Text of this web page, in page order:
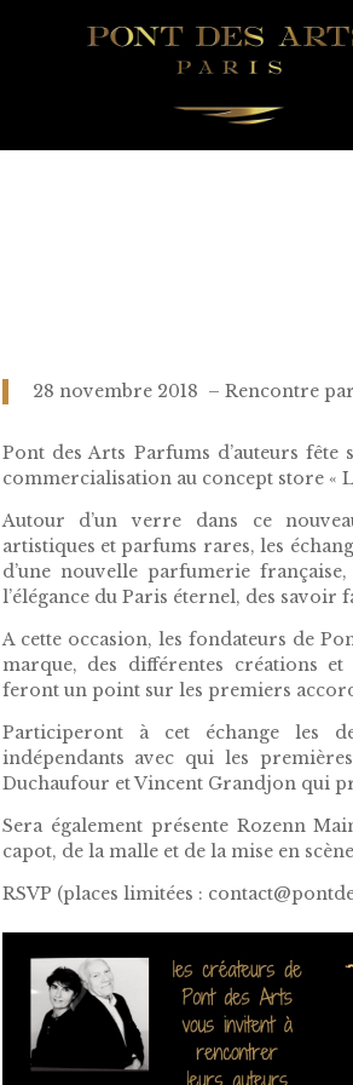
28 novembre 2018 – Rencontre
Pont des Arts Parfums d’auteurs
commercialisation au concept store «
Autour d’un verre dans ce
artistiques et parfums rares, les
d’une nouvelle parfumerie
l’élégance du Paris éternel, des savoir
A cette occasion, les fondateurs de
marque, des différentes créations
feront un point sur les premiers
Participeront à cet échange les
indépendants avec qui les
Duchaufour et Vincent Grandjon qui
Sera également présente Rozenn
capot, de la malle et de la mise en
RSVP (places limitées :